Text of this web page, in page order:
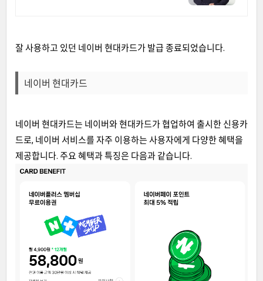
잘 사용하고 있던 네이버 현대카드가 발급 종료되었습니다.
네이버 현대카드
네이버 현대카드는 네이버와 현대카드가 협업하여 출시한 신용카
드로, 네이버 서비스를 자주 이용하는 사용자에게 다양한 혜택을
제공합니다. 주요 혜택과 특징은 다음과 같습니다.